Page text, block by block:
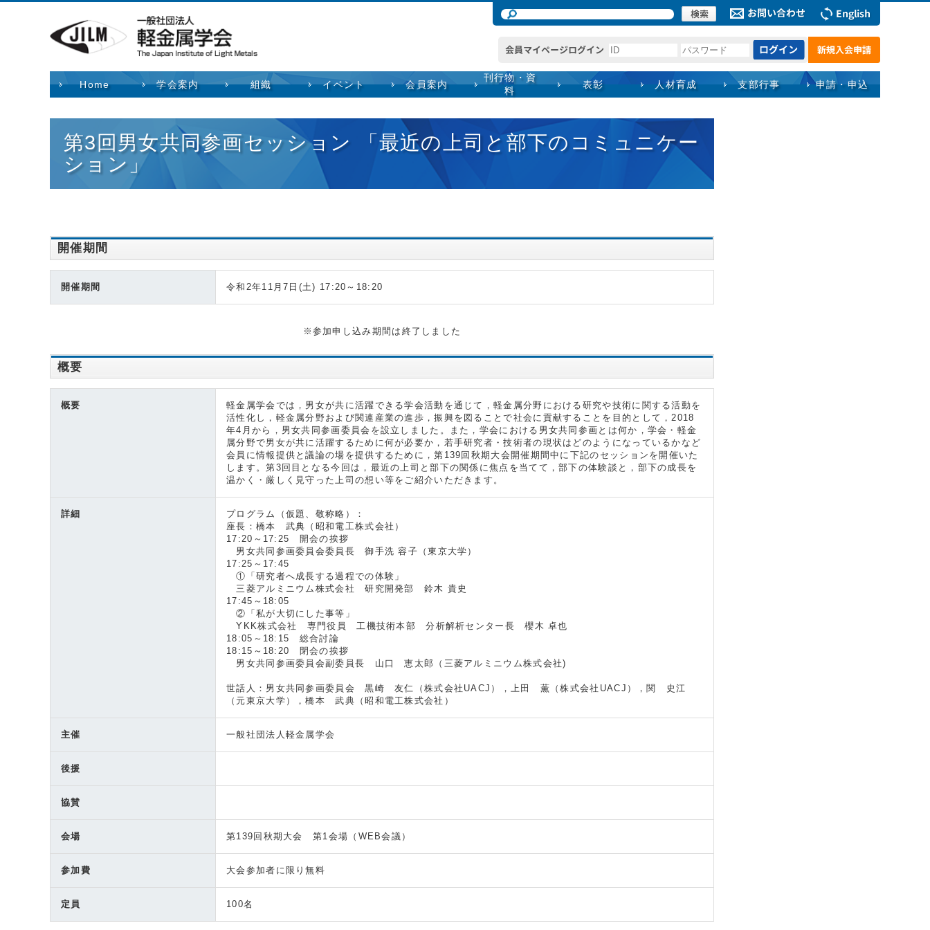
Home 学会案内 組織 イベント 会員案内
刊行物・資
料
表彰 人材育成 支部行事 申請・申込
第3回男女共同参画セッション 「最近の上司と部下のコミュニケー
ション」
開催期間
開催期間 令和2年11月7日(土) 17:20～18:20
※参加申し込み期間は終了しました
概要
概要
軽金属学会では，男女が共に活躍できる学会活動を通じて，軽金属分野における研究や技術に関する活動を
活性化し，軽金属分野および関連産業の進歩，振興を図ることで社会に貢献することを目的として，2018
年4月から，男女共同参画委員会を設立しました。また，学会における男女共同参画とは何か，学会・軽金
属分野で男女が共に活躍するために何が必要か，若手研究者・技術者の現状はどのようになっているかなど
会員に情報提供と議論の場を提供するために，第139回秋期大会開催期間中に下記のセッションを開催いた
します。第3回目となる今回は，最近の上司と部下の関係に焦点を当てて，部下の体験談と，部下の成長を
温かく・厳しく見守った上司の想い等をご紹介いただきます。
詳細
プログラム（仮題、敬称略）：
座長：橋本 武典（昭和電工株式会社）
17:20～17:25 開会の挨拶
男女共同参画委員会委員長 御手洗 容子（東京大学）
17:25～17:45
①「研究者へ成長する過程での体験」
三菱アルミニウム株式会社 研究開発部 鈴木 貴史
17:45～18:05
②「私が大切にした事等」
YKK株式会社 専門役員 工機技術本部 分析解析センター長 櫻木 卓也
18:05～18:15 総合討論
18:15～18:20 閉会の挨拶
男女共同参画委員会副委員長 山口 恵太郎（三菱アルミニウム株式会社)
世話人：男女共同参画委員会 黒崎 友仁（株式会社UACJ），上田 薫（株式会社UACJ），関 史江
（元東京大学），橋本 武典（昭和電工株式会社）
主催 一般社団法人軽金属学会
後援
協賛
会場 第139回秋期大会 第1会場（WEB会議）
参加費 大会参加者に限り無料
定員 100名